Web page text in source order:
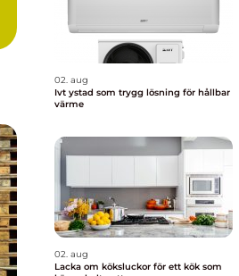
02. aug
Ivt ystad som trygg lösning för hållbar
värme
02. aug
Lacka om köksluckor för ett kök som